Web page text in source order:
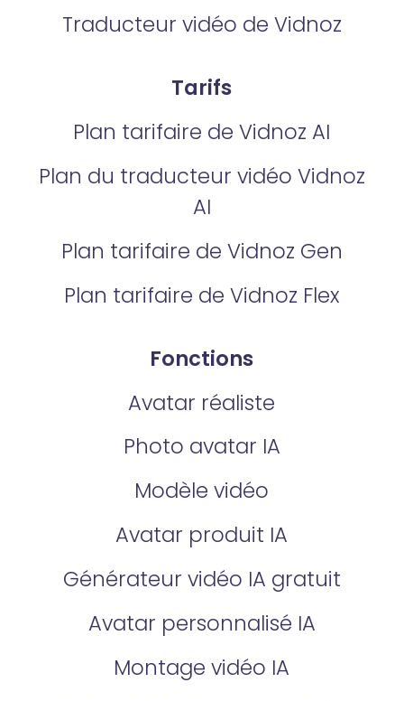
Traducteur vidéo de Vidnoz
Tarifs
Plan tarifaire de Vidnoz AI
Plan du traducteur vidéo Vidnoz
AI
Plan tarifaire de Vidnoz Gen
Plan tarifaire de Vidnoz Flex
Fonctions
Avatar réaliste
Photo avatar IA
Modèle vidéo
Avatar produit IA
Générateur vidéo IA gratuit
Avatar personnalisé IA
Montage vidéo IA